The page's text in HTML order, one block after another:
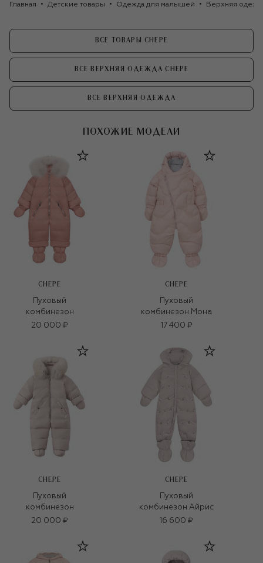
Главная Детские товары Одежда для малышей Верхняя
ВСЕ ТОВАРЫ CHEPE
ВСЕ ВЕРХНЯЯ ОДЕЖДА CHEPE
ВСЕ ВЕРХНЯЯ ОДЕЖДА
ПОХОЖИЕ МОДЕЛИ
CHEPE
Пуховый
комбинезон
20 000 ₽
CHEPE
Пуховый
комбинезон Мона
17 400 ₽
CHEPE
Пуховый
комбинезон
20 000 ₽
CHEPE
Пуховый
комбинезон Айрис
16 600 ₽